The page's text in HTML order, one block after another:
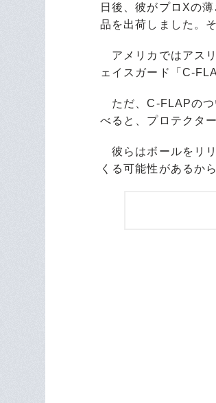
日後、彼がプロXの
品を出荷しました。
アメリカではアス
ェイスガード「C-
ただ、C-FLAPのつ
べると、プロテクタ
彼らはボールをリ
くる可能性があるから